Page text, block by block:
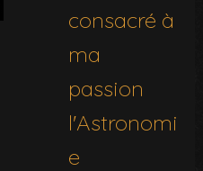
consacré à
ma
passion
l'Astronomi
e